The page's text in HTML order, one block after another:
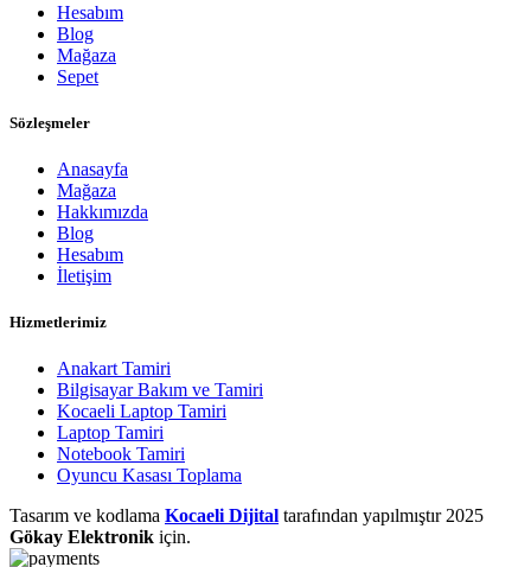
Hesabım
Blog
Mağaza
Sepet
Sözleşmeler
Anasayfa
Mağaza
Hakkımızda
Blog
Hesabım
İletişim
Hizmetlerimiz
Anakart Tamiri
Bilgisayar Bakım ve Tamiri
Kocaeli Laptop Tamiri
Laptop Tamiri
Notebook Tamiri
Oyuncu Kasası Toplama
Tasarım ve kodlama Kocaeli Dijital tarafından yapılmıştır 2025
Gökay Elektronik için.